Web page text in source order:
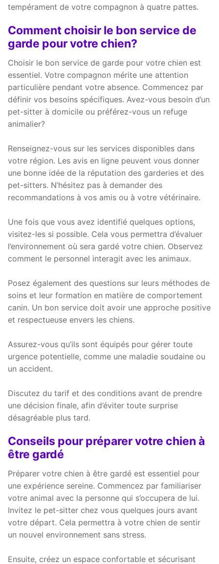
tempérament de votre compagnon à quatre pattes.
Comment choisir le bon service de
garde pour votre chien?
Choisir le bon service de garde pour votre chien est
essentiel. Votre compagnon mérite une attention
particulière pendant votre absence. Commencez par
définir vos besoins spécifiques. Avez-vous besoin d’un
pet-sitter à domicile ou préférez-vous un refuge
animalier?
Renseignez-vous sur les services disponibles dans
votre région. Les avis en ligne peuvent vous donner
une bonne idée de la réputation des garderies et des
pet-sitters. N’hésitez pas à demander des
recommandations à vos amis ou à votre vétérinaire.
Une fois que vous avez identifié quelques options,
visitez-les si possible. Cela vous permettra d’évaluer
l’environnement où sera gardé votre chien. Observez
comment le personnel interagit avec les animaux.
Posez également des questions sur leurs méthodes de
soins et leur formation en matière de comportement
canin. Un bon service doit avoir une approche positive
et respectueuse envers les chiens.
Assurez-vous qu’ils sont équipés pour gérer toute
urgence potentielle, comme une maladie soudaine ou
un accident.
Discutez du tarif et des conditions avant de prendre
une décision finale, afin d’éviter toute surprise
désagréable plus tard.
Conseils pour préparer votre chien à
être gardé
Préparer votre chien à être gardé est essentiel pour
une expérience sereine. Commencez par familiariser
votre animal avec la personne qui s’occupera de lui.
Invitez le pet-sitter chez vous quelques jours avant
votre départ. Cela permettra à votre chien de sentir
un nouvel environnement sans stress.
Ensuite, créez un espace confortable et sécurisant